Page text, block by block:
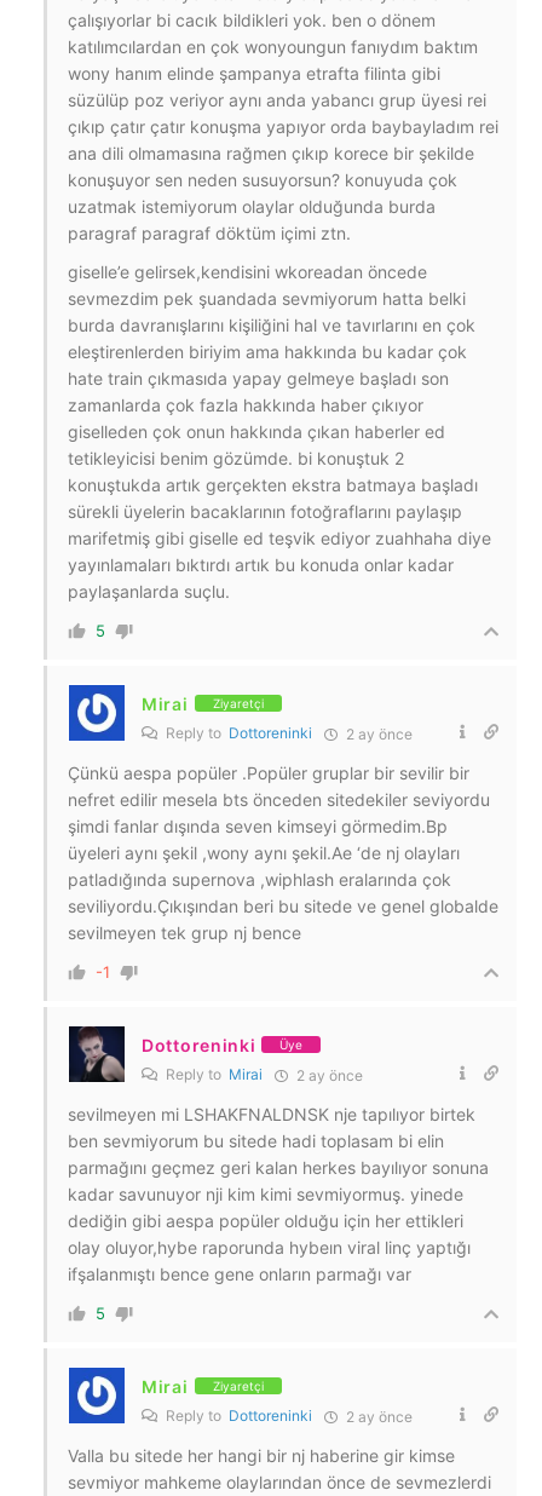
çalışıyorlar bi cacık bildikleri yok. ben o dönem
katılımcılardan en çok wonyoungun fanıydım baktım
wony hanım elinde şampanya etrafta filinta gibi
süzülüp poz veriyor aynı anda yabancı grup üyesi rei
çıkıp çatır çatır konuşma yapıyor orda baybayladım rei
ana dili olmamasına rağmen çıkıp korece bir şekilde
konuşuyor sen neden susuyorsun? konuyuda çok
uzatmak istemiyorum olaylar olduğunda burda
paragraf paragraf döktüm içimi ztn.
giselle’e gelirsek,kendisini wkoreadan öncede
sevmezdim pek şuandada sevmiyorum hatta belki
burda davranışlarını kişiliğini hal ve tavırlarını en çok
eleştirenlerden biriyim ama hakkında bu kadar çok
hate train çıkmasıda yapay gelmeye başladı son
zamanlarda çok fazla hakkında haber çıkıyor
giselleden çok onun hakkında çıkan haberler ed
tetikleyicisi benim gözümde. bi konuştuk 2
konuştukda artık gerçekten ekstra batmaya başladı
sürekli üyelerin bacaklarının fotoğraflarını paylaşıp
marifetmiş gibi giselle ed teşvik ediyor zuahhaha diye
yayınlamaları bıktırdı artık bu konuda onlar kadar
paylaşanlarda suçlu.
5
Mirai Ziyaretçi
Reply to Dottoreninki 2 ay önce
Çünkü aespa popüler .Popüler gruplar bir sevilir bir
nefret edilir mesela bts önceden sitedekiler seviyordu
şimdi fanlar dışında seven kimseyi görmedim.Bp
üyeleri aynı şekil ,wony aynı şekil.Ae ‘de nj olayları
patladığında supernova ,wiphlash eralarında çok
seviliyordu.Çıkışından beri bu sitede ve genel globalde
sevilmeyen tek grup nj bence
-1
Dottoreninki Üye
Reply to Mirai 2 ay önce
sevilmeyen mi LSHAKFNALDNSK nje tapılıyor birtek
ben sevmiyorum bu sitede hadi toplasam bi elin
parmağını geçmez geri kalan herkes bayılıyor sonuna
kadar savunuyor nji kim kimi sevmiyormuş. yinede
dediğin gibi aespa popüler olduğu için her ettikleri
olay oluyor,hybe raporunda hybeın viral linç yaptığı
ifşalanmıştı bence gene onların parmağı var
5
Mirai Ziyaretçi
Reply to Dottoreninki 2 ay önce
Valla bu sitede her hangi bir nj haberine gir kimse
sevmiyor mahkeme olaylarından önce de sevmezlerdi